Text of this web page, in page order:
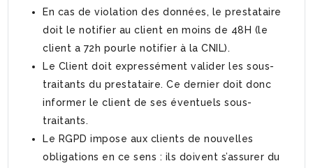
En cas de violation des données, le prestataire
doit le notifier au client en moins de 48H (le
client a 72h pourle notifier à la CNIL).
Le Client doit expressément valider les sous-
traitants du prestataire. Ce dernier doit donc
informer le client de ses éventuels sous-
traitants.
Le RGPD impose aux clients de nouvelles
obligations en ce sens : ils doivent s’assurer du